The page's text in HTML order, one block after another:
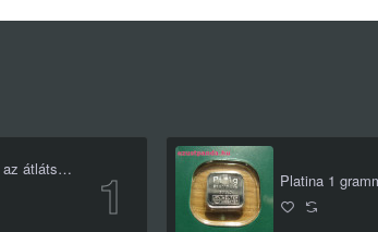
Big Data - az átlátszó ember 25 EUR 2020 ezüst-nióbium pénzérme